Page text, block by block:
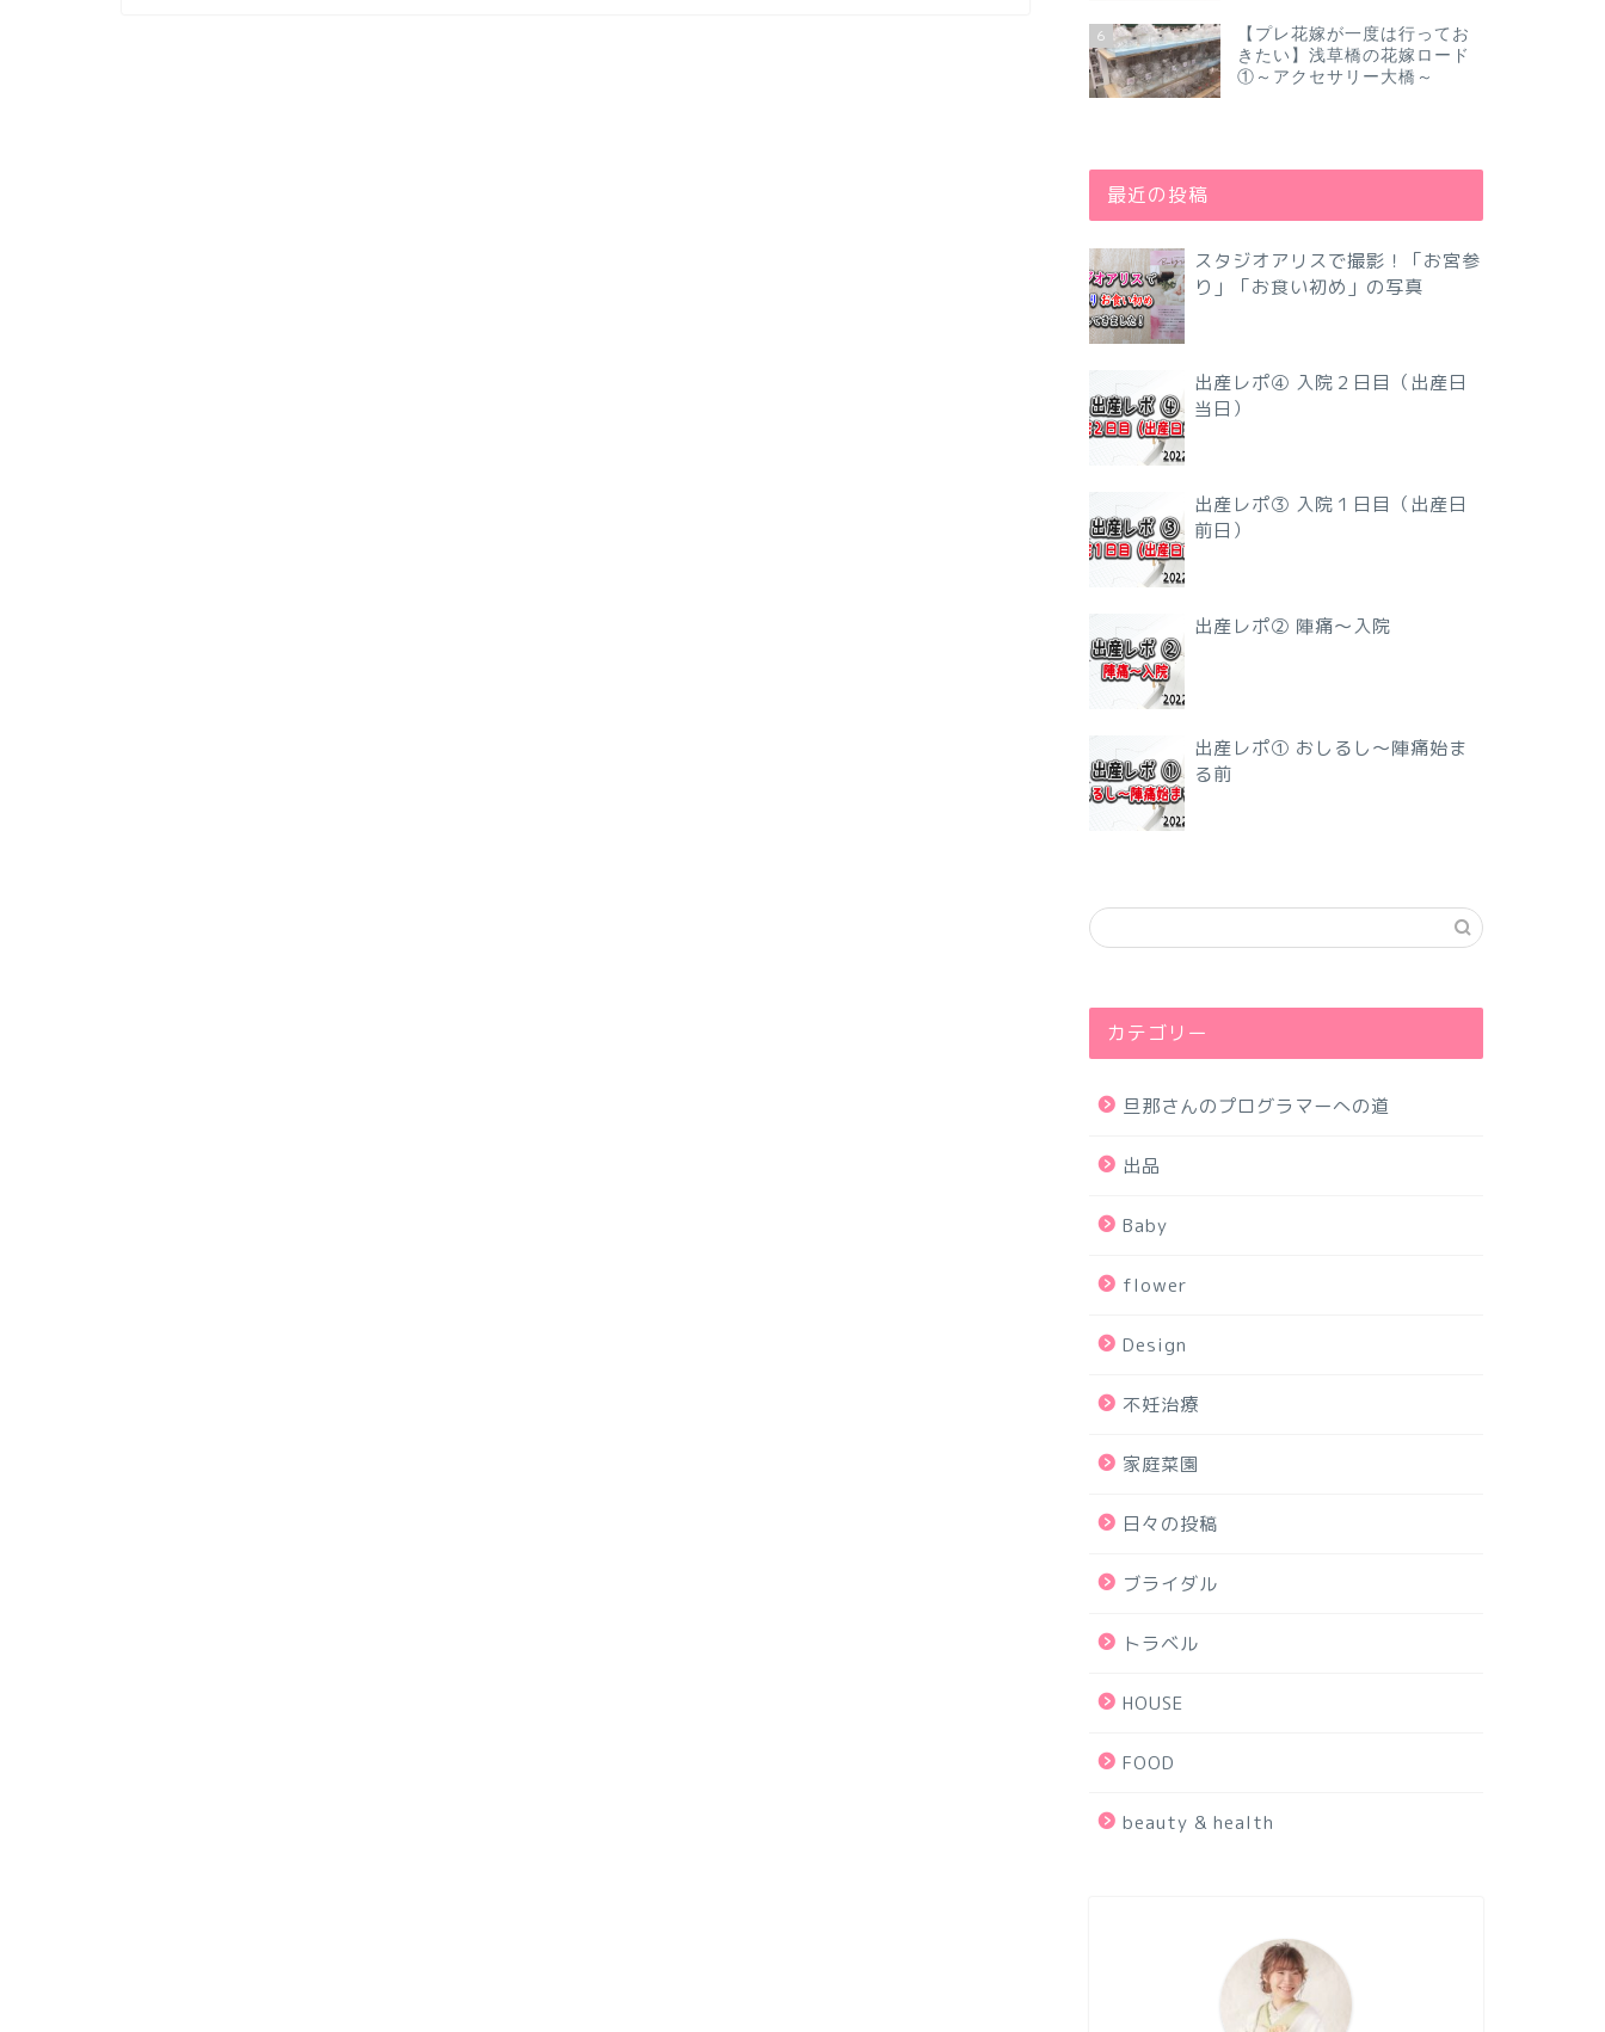
6
【プレ花嫁が一度は行ってお
きたい】浅草橋の花嫁ロード
①～アクセサリー大橋～
最近の投稿
スタジオアリスで撮影！「お宮参
り」「お食い初め」の写真
出産レポ④ 入院２日目（出産日
当日）
出産レポ③ 入院１日目（出産日
前日）
出産レポ② 陣痛〜入院
出産レポ① おしるし〜陣痛始ま
る前
カテゴリー
旦那さんのプログラマーへの道
出品
Baby
flower
Design
不妊治療
家庭菜園
日々の投稿
ブライダル
トラベル
HOUSE
FOOD
beauty & health